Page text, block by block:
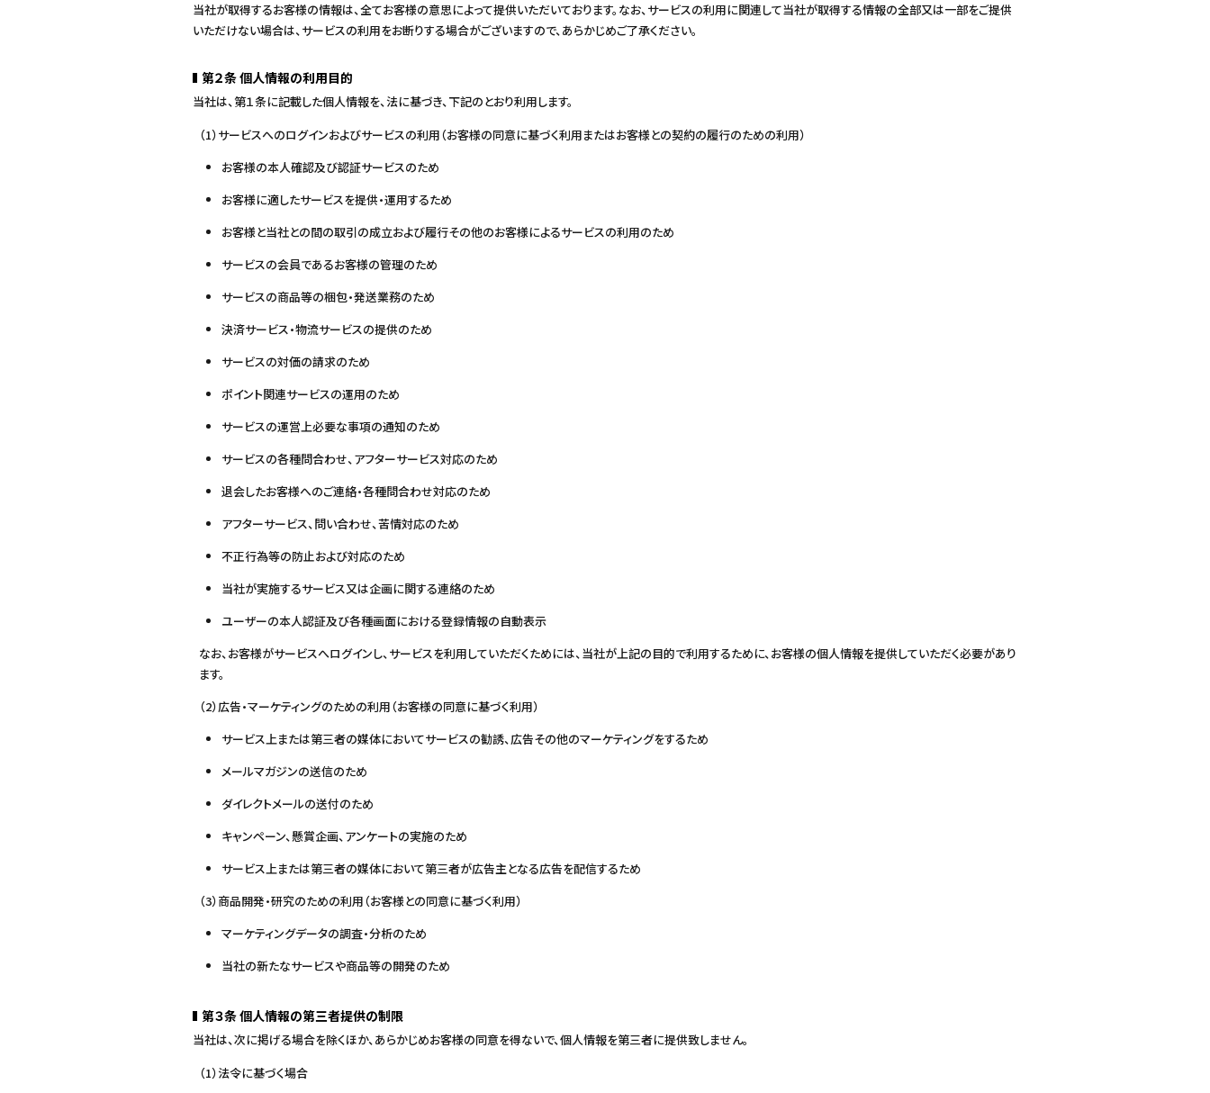
当社が取得するお客様の情報は、全てお客様の意思によって提供いただいております。なお、サービスの利用に関連して当社が取得する情報の全部又は一部をご提供
いただけない場合は、サービスの利用をお断りする場合がございますので、あらかじめご了承ください。
第２条 個人情報の利用目的
当社は、第１条に記載した個人情報を、法に基づき、下記のとおり利用します。
（1）サービスへのログインおよびサービスの利用（お客様の同意に基づく利用またはお客様との契約の履行のための利用）
お客様の本人確認及び認証サービスのため
お客様に適したサービスを提供・運用するため
お客様と当社との間の取引の成立および履行その他のお客様によるサービスの利用のため
サービスの会員であるお客様の管理のため
サービスの商品等の梱包・発送業務のため
決済サービス・物流サービスの提供のため
サービスの対価の請求のため
ポイント関連サービスの運用のため
サービスの運営上必要な事項の通知のため
サービスの各種問合わせ、アフターサービス対応のため
退会したお客様へのご連絡・各種問合わせ対応のため
アフターサービス、問い合わせ、苦情対応のため
不正行為等の防止および対応のため
当社が実施するサービス又は企画に関する連絡のため
ユーザーの本人認証及び各種画面における登録情報の自動表示
なお、お客様がサービスへログインし、サービスを利用していただくためには、当社が上記の目的で利用するために、お客様の個人情報を提供していただく必要があり
ます。
（2）広告・マーケティングのための利用（お客様の同意に基づく利用）
サービス上または第三者の媒体においてサービスの勧誘、広告その他のマーケティングをするため
メールマガジンの送信のため
ダイレクトメールの送付のため
キャンペーン、懸賞企画、アンケートの実施のため
サービス上または第三者の媒体において第三者が広告主となる広告を配信するため
（3）商品開発・研究のための利用（お客様との同意に基づく利用）
マーケティングデータの調査・分析のため
当社の新たなサービスや商品等の開発のため
第３条 個人情報の第三者提供の制限
当社は、次に掲げる場合を除くほか、あらかじめお客様の同意を得ないで、個人情報を第三者に提供致しません。
（1）法令に基づく場合